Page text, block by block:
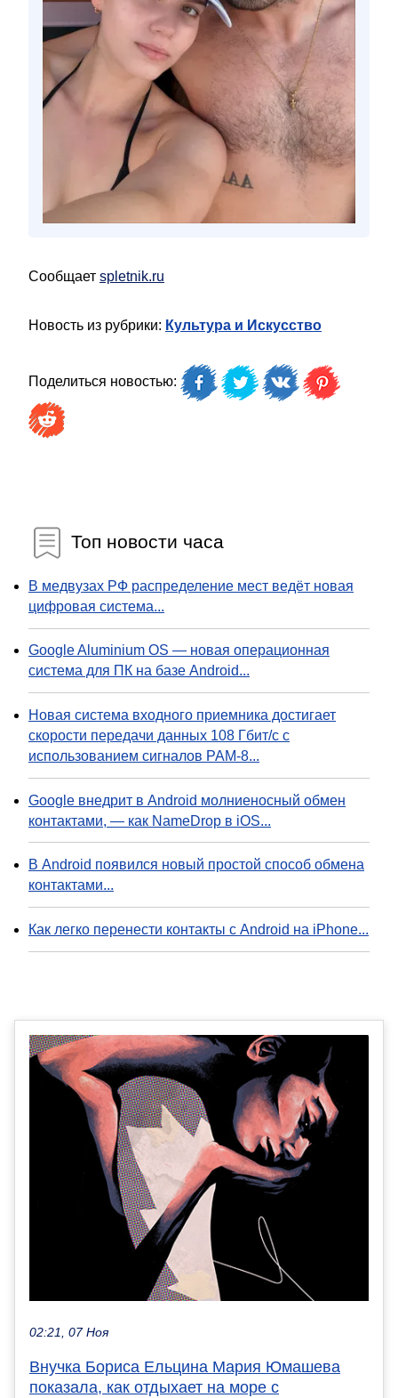
Сообщает spletnik.ru
Новость из рубрики: Культура и Искусство
Поделиться новостью:
Топ новости часа
В медвузах РФ распределение мест ведёт новая
цифровая система...
Google Aluminium OS — новая операционная
система для ПК на базе Android...
Новая система входного приемника достигает
скорости передачи данных 108 Гбит/с с
использованием сигналов PAM-8...
Google внедрит в Android молниеносный обмен
контактами, — как NameDrop в iOS...
В Android появился новый простой способ обмена
контактами...
Как легко перенести контакты с Android на iPhone...
02:21, 07 Ноя
Внучка Бориса Ельцина Мария Юмашева
показала, как отдыхает на море с